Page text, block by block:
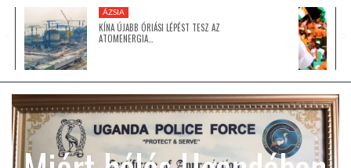
GLOBOTV BP
HÍR3D
ÁZSIA
KÍNA ÚJABB ÓRIÁSI LÉPÉST TESZ AZ
ATOMENERGIA…